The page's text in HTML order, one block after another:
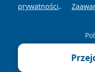
prywatności.